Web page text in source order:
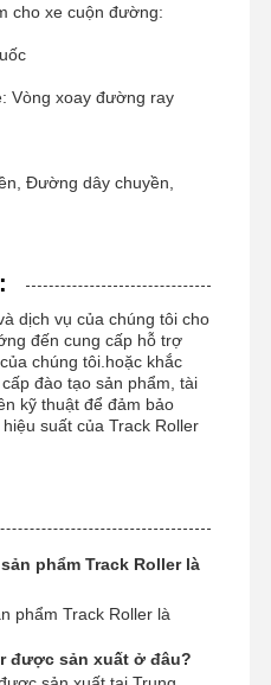
cho xe cuộn đường:
Vòng xoay đường ray
Đường dây chuyền,
dịch vụ của chúng tôi cho
đến cung cấp hỗ trợ
chúng tôi.hoặc khắc
đào tạo sản phẩm, tài
kỹ thuật để đảm bảo
suất của Track Roller
phẩm Track Roller là
phẩm Track Roller là
được sản xuất ở đâu?